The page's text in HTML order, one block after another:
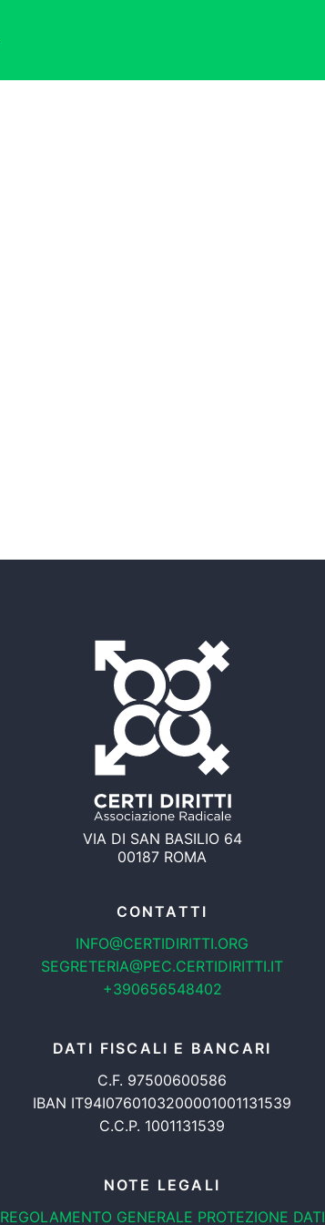
VIA DI SAN BASILIO 64
00187 ROMA
CONTATTI
INFO@CERTIDIRITTI.ORG
SEGRETERIA@PEC.CERTIDIRITTI.IT
+390656548402
DATI FISCALI E BANCARI
C.F. 97500600586
IBAN IT94I0760103200001001131539
C.C.P. 1001131539
NOTE LEGALI
REGOLAMENTO GENERALE PROTEZIONE DATI